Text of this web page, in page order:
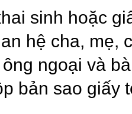
sinh hoặc
hệ cha, mẹ,
ngoại và
bản sao giấy